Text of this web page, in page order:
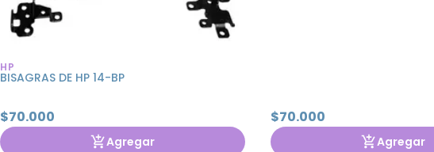
HP
BISAGRAS DE HP 14-BP
$70.000
Agregar
$70.000
Agregar